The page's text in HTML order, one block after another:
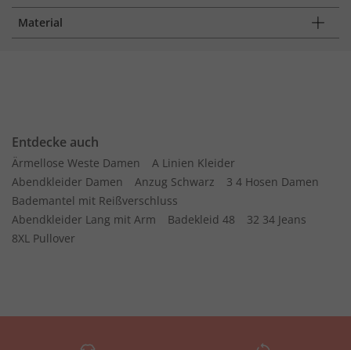
Material
Entdecke auch
Ärmellose Weste Damen
A Linien Kleider
Abendkleider Damen
Anzug Schwarz
3 4 Hosen Damen
Bademantel mit Reißverschluss
Abendkleider Lang mit Arm
Badekleid 48
32 34 Jeans
8XL Pullover